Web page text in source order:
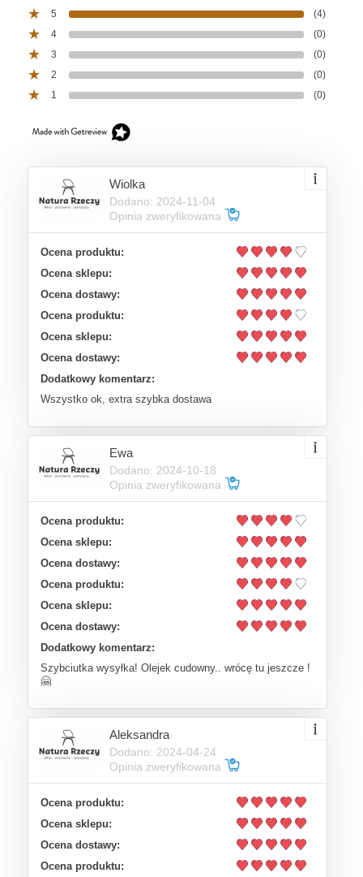
5
(4)
4
(0)
3
(0)
2
(0)
1
(0)
Wiolka
Dodano: 2024-11-04
Opinia zweryfikowana
Ocena produktu:
Ocena sklepu:
Ocena dostawy:
Ocena produktu:
Ocena sklepu:
Ocena dostawy:
Dodatkowy komentarz:
Wszystko ok, extra szybka dostawa
Ewa
Dodano: 2024-10-18
Opinia zweryfikowana
Ocena produktu:
Ocena sklepu:
Ocena dostawy:
Ocena produktu:
Ocena sklepu:
Ocena dostawy:
Dodatkowy komentarz:
Szybciutka wysyłka! Olejek cudowny.. wrócę tu jeszcze !
🤗
Aleksandra
Dodano: 2024-04-24
Opinia zweryfikowana
Ocena produktu:
Ocena sklepu:
Ocena dostawy:
Ocena produktu: